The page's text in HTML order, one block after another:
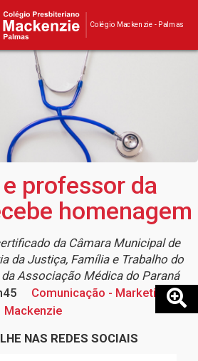
Colégio Mackenzie - Palmas
professor da
homenagem
da Câmara Municipal de
da Justiça, Família e Trabalho do
Associação Médica do Paraná
Comunicação - Marketing
Mackenzie
NAS REDES SOCIAIS